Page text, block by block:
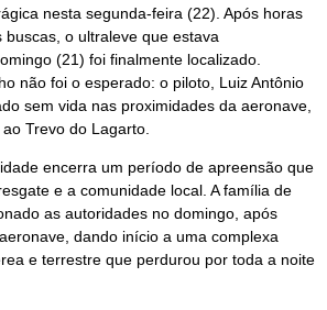
nesta segunda-feira (22). Após horas
o ultraleve que estava
(21) foi finalmente localizado.
não foi o esperado: o piloto, Luiz Antônio
sem vida nas proximidades da aeronave,
Trevo do Lagarto.
encerra um período de apreensão que
e a comunidade local. A família de
as autoridades no domingo, após
dando início a uma complexa
e terrestre que perdurou por toda a noite